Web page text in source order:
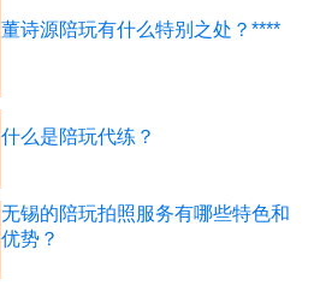
董诗源陪玩有什么特别之处？****
什么是陪玩代练？
无锡的陪玩拍照服务有哪些特色和
优势？